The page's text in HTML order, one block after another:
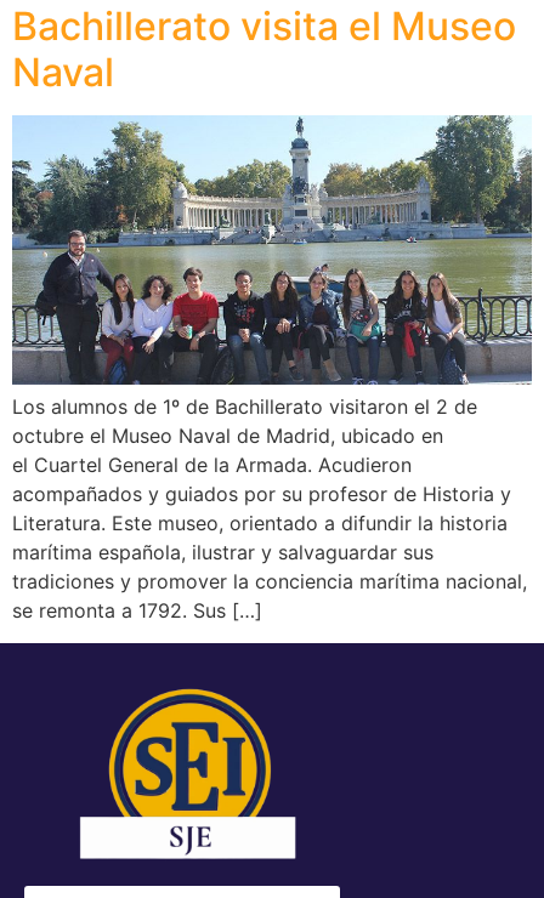
Bachillerato visita el Museo
Naval
Los alumnos de 1º de Bachillerato visitaron el 2 de
octubre el Museo Naval de Madrid, ubicado en
el Cuartel General de la Armada. Acudieron
acompañados y guiados por su profesor de Historia y
Literatura. Este museo, orientado a difundir la historia
marítima española, ilustrar y salvaguardar sus
tradiciones y promover la conciencia marítima nacional,
se remonta a 1792. Sus […]